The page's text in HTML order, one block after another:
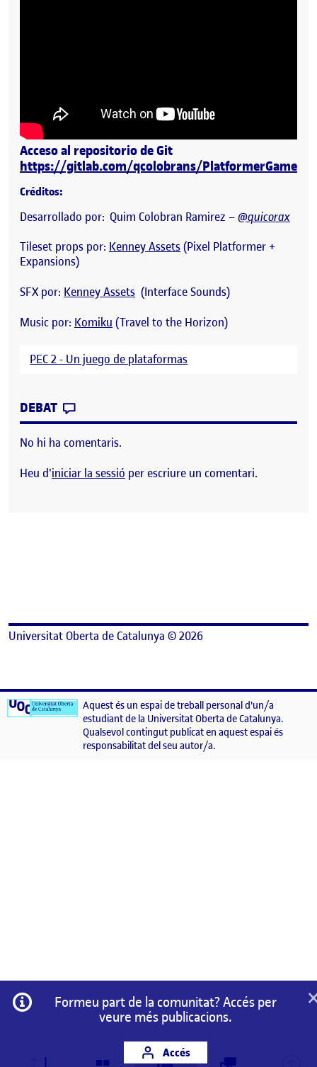
Acceso al repositorio de Git
https://gitlab.com/qcolobrans/PlatformerGame
Créditos:
Desarrollado por: Quim Colobran Ramirez –@quicorax
Tileset props por: Kenney Assets(Pixel Platformer +
Expansions)
SFX por: Kenney Assets (Interface Sounds)
Music por: Komiku (Travel to the Horizon)
PEC 2 - Un juego de plataformas
DEBAT
No hi ha comentaris.
Heu d'iniciar la sessió per escriure un comentari.
Informació
Formeu part de la comunitat? Accés per
veure més publicacions.
Accés
Universitat Oberta de Catalunya © 2026
Aquest és un espai de treball personal d'un/a
estudiant de la Universitat Oberta de Catalunya.
Qualsevol contingut publicat en aquest espai és
responsabilitat del seu autor/a.